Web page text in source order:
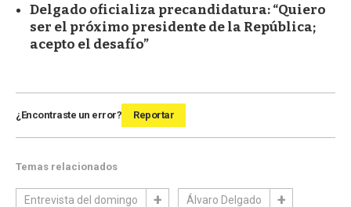
Delgado oficializa precandidatura: “Quiero
ser el próximo presidente de la República;
acepto el desafío”
¿Encontraste un error? Reportar
Temas relacionados
Entrevista del domingo Álvaro Delgado